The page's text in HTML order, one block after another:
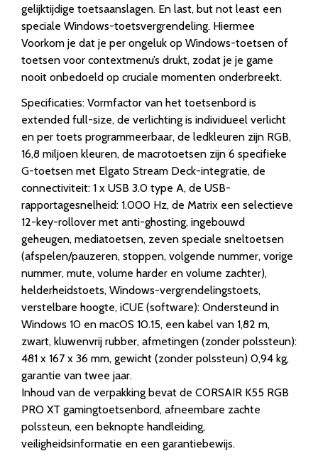
gelijktijdige toetsaanslagen. En last, but not least een
speciale Windows-toetsvergrendeling. Hiermee
Voorkom je dat je per ongeluk op Windows-toetsen of
toetsen voor contextmenu’s drukt, zodat je je game
nooit onbedoeld op cruciale momenten onderbreekt.
Specificaties: Vormfactor van het toetsenbord is
extended full-size, de verlichting is individueel verlicht
en per toets programmeerbaar, de ledkleuren zijn RGB,
16,8 miljoen kleuren, de macrotoetsen zijn 6 specifieke
G-toetsen met Elgato Stream Deck-integratie, de
connectiviteit: 1 x USB 3.0 type A, de USB-
rapportagesnelheid: 1.000 Hz, de Matrix een selectieve
12-key-rollover met anti-ghosting, ingebouwd
geheugen, mediatoetsen, zeven speciale sneltoetsen
(afspelen/pauzeren, stoppen, volgende nummer, vorige
nummer, mute, volume harder en volume zachter),
helderheidstoets, Windows-vergrendelingstoets,
verstelbare hoogte, iCUE (software): Ondersteund in
Windows 10 en macOS 10.15, een kabel van 1,82 m,
zwart, kluwenvrij rubber, afmetingen (zonder polssteun):
481 x 167 x 36 mm, gewicht (zonder polssteun) 0,94 kg,
garantie van twee jaar.
Inhoud van de verpakking bevat de CORSAIR K55 RGB
PRO XT gamingtoetsenbord, afneembare zachte
polssteun, een beknopte handleiding,
veiligheidsinformatie en een garantiebewijs.